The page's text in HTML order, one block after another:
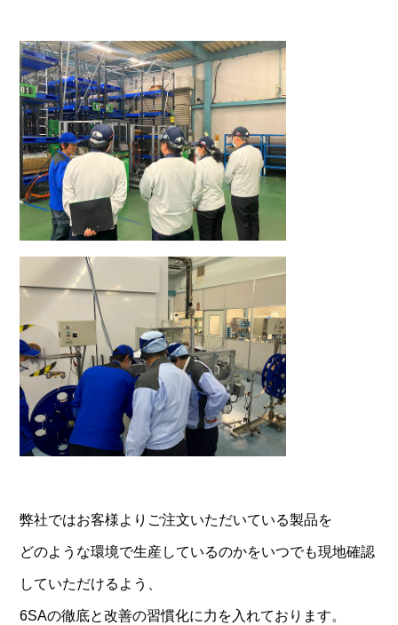
弊社ではお客様よりご注文いただいている製品を
どのような環境で生産しているのかをいつでも現地確認
していただけるよう、
6SAの徹底と改善の習慣化に力を入れております。